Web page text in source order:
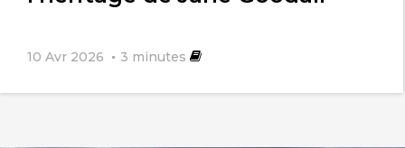
10 Avr 2026 3 minutes